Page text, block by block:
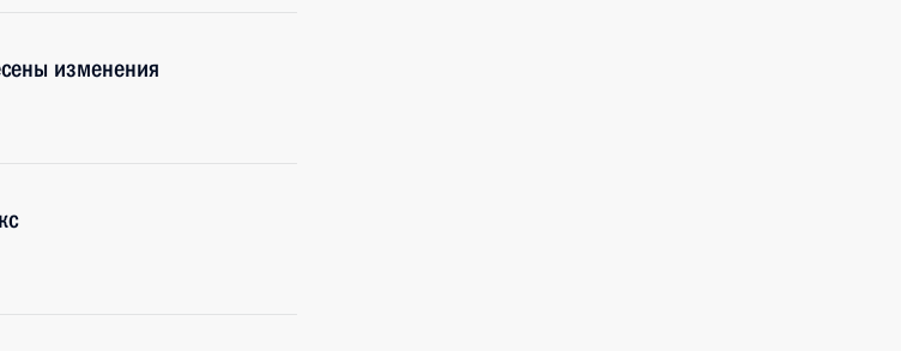
изменения